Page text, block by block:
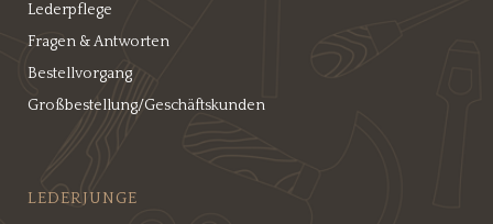
Lederpflege
Fragen & Antworten
Bestellvorgang
Großbestellung/Geschäftskunden
LEDERJUNGE